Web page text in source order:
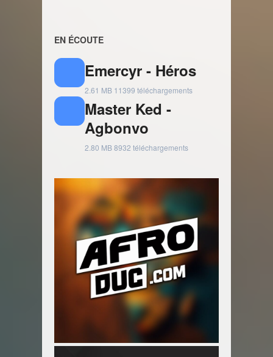
EN ÉCOUTE
Emercyr - Héros
2.61 MB 11399 téléchargements
Master Ked -
Agbonvo
2.80 MB8932 téléchargements